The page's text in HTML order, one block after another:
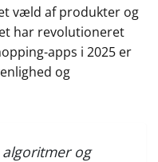
væld af produkter og
har revolutioneret
apps i 2025 er
og
og